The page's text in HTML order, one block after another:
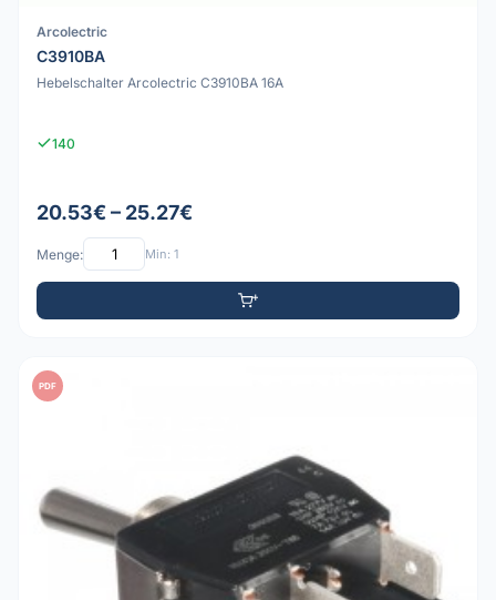
Arcolectric
C3910BA
Hebelschalter Arcolectric C3910BA 16A
140
20.53€ – 25.27€
Menge: Min: 1
PDF